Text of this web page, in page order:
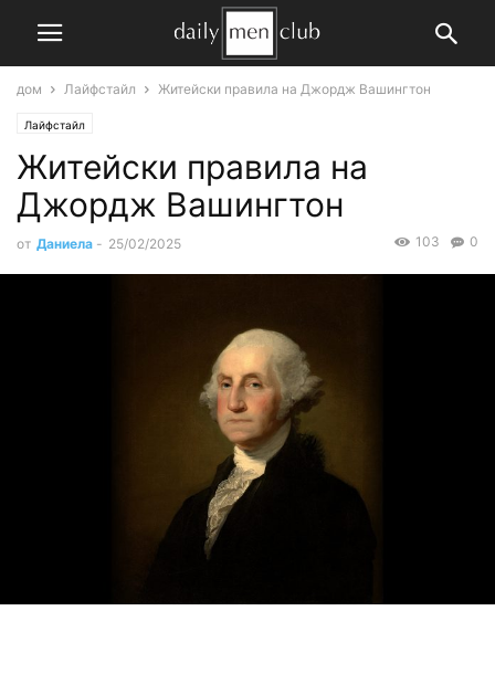
дом Лайфстайл Житейски правила на Джордж Вашингтон
Лайфстайл
Житейски правила на
Джордж Вашингтон
от Даниела - 25/02/2025 0
103